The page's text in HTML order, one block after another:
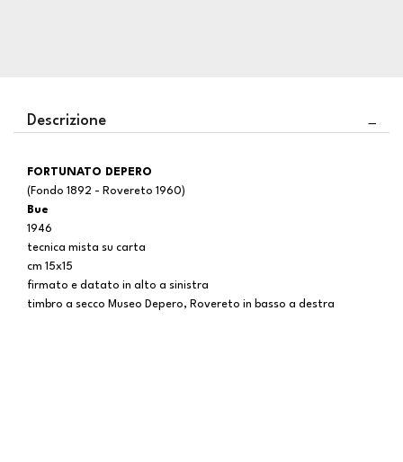
Descrizione
FORTUNATO DEPERO
(Fondo 1892 - Rovereto 1960)
Bue
1946
tecnica mista su carta
cm 15x15
firmato e datato in alto a sinistra
timbro a secco Museo Depero, Rovereto in basso a destra